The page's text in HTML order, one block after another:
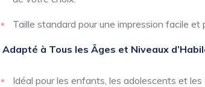
Taille standard pour une impression facile et
Adapté à Tous les Âges et Niveaux
Idéal pour les enfants, les adolescents et les